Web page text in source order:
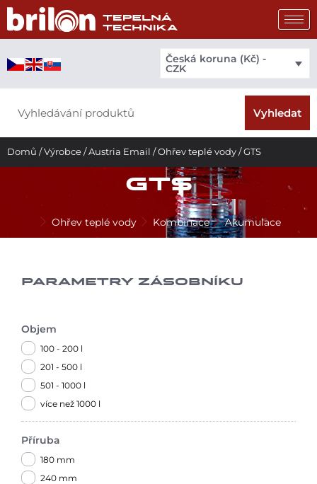
Přeskočit
obsah
Česká koruna (Kč) -
CZK
Vyhledat
Domů /Výrobce /Austria Email /Ohřev teplé vody / GTS
GTS
Ohřev teplé vody Kombinace Akumulace
PARAMETRY ZÁSOBNÍKU
Objem
100 - 200 l
201 - 500 l
501 - 1000 l
více než 1000 l
Příruba
180 mm
240 mm